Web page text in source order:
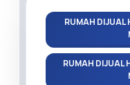
RUMAH DIJUAL
RUMAH DIJUAL